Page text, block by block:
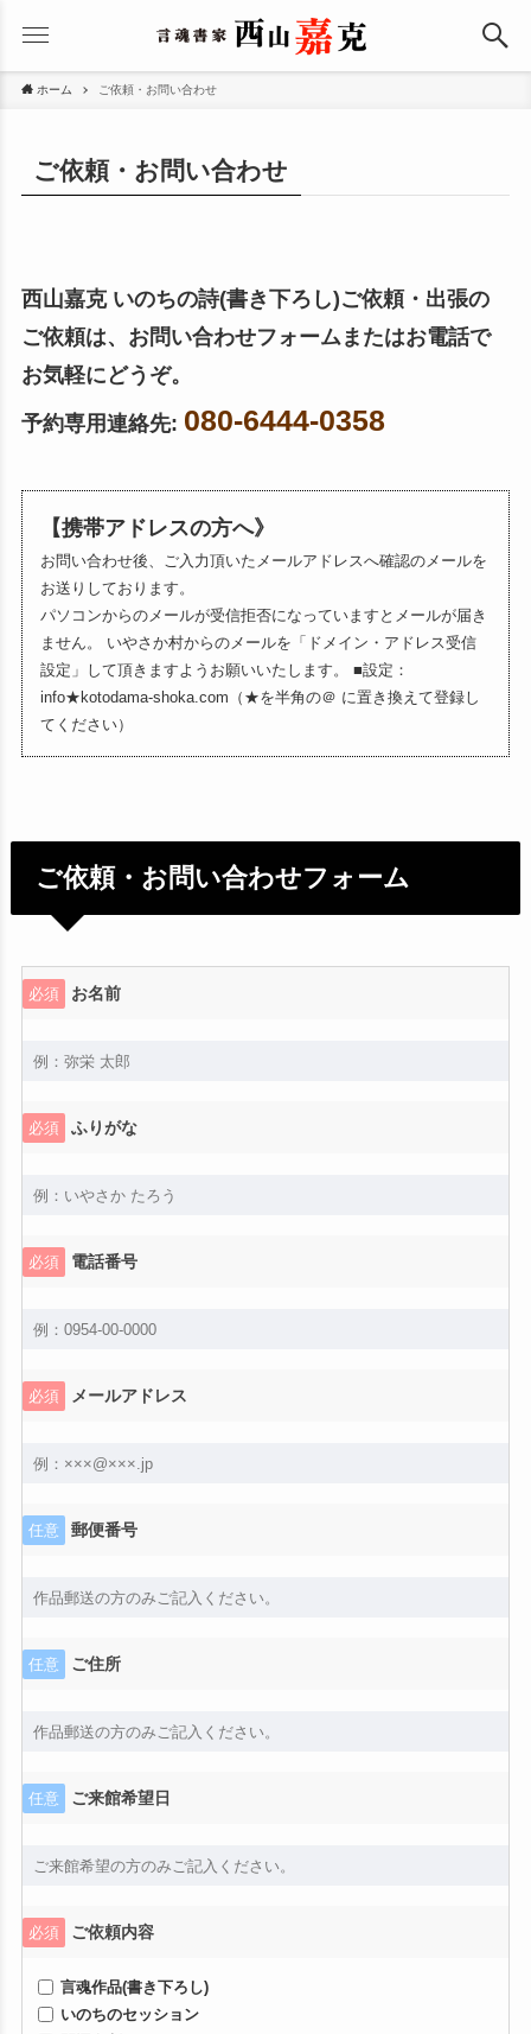
ホーム ご依頼・お問い合わせ
ご依頼・お問い合わせ
西山嘉克 いのちの詩(書き下ろし)ご依頼・出張の
ご依頼は、お問い合わせフォームまたはお電話で
お気軽にどうぞ。
予約専用連絡先: 080-6444-0358
【携帯アドレスの方へ》
お問い合わせ後、ご入力頂いたメールアドレスへ確認のメールを
お送りしております。
パソコンからのメールが受信拒否になっていますとメールが届き
ません。 いやさか村からのメールを「ドメイン・アドレス受信
設定」して頂きますようお願いいたします。 ■設定：
info★kotodama-shoka.com（★を半角の＠ に置き換えて登録し
てください）
ご依頼・お問い合わせフォーム
必須 お名前
必須 ふりがな
必須 電話番号
必須 メールアドレス
任意 郵便番号
任意 ご住所
任意 ご来館希望日
必須 ご依頼内容
言魂作品(書き下ろし)
いのちのセッション